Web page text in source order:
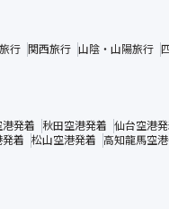
行 関西旅行 山陰・山陽旅行
港発着 秋田空港発着 仙台空港
着 松山空港発着 高知龍馬空